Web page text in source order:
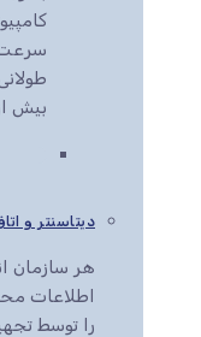
سرعت
بیش
دیتاسنتر و
هر سازمان
اطلاعات
را توسط